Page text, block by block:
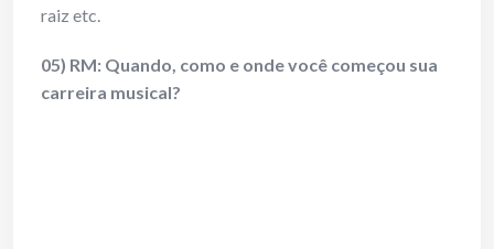
raiz etc.
05) RM: Quando, como e onde você começou sua
carreira musical?